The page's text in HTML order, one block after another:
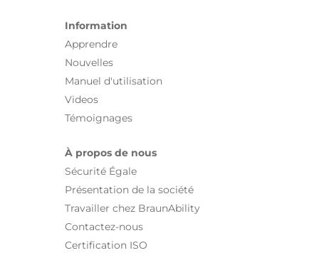
Information
Apprendre
Nouvelles
Manuel d'utilisation
Videos
Témoignages
À propos de nous
Sécurité Égale
Présentation de la société
Travailler chez BraunAbility
Contactez-nous
Certification ISO